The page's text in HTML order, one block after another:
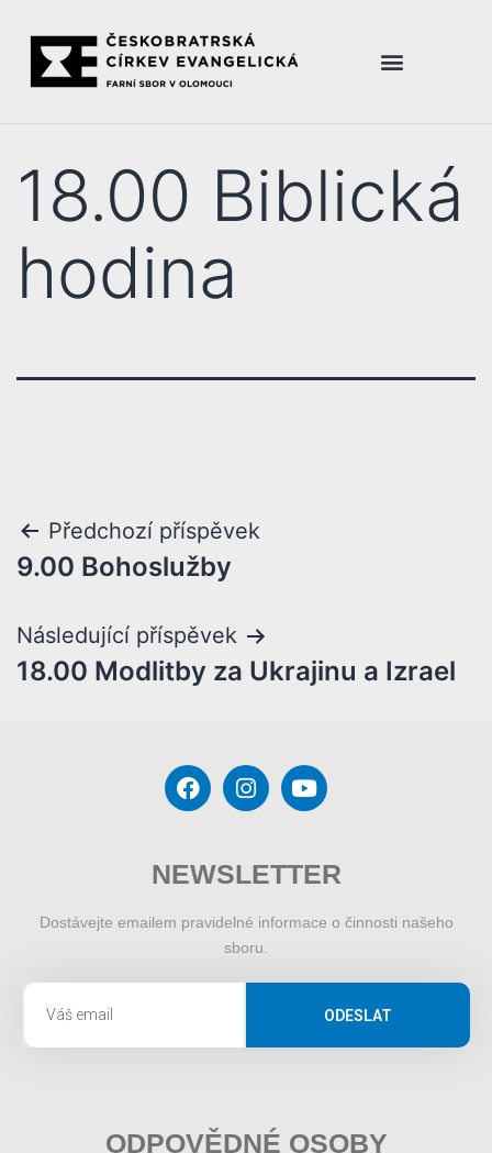
18.00 Biblická
hodina
Předchozí příspěvek
9.00 Bohoslužby
Následující příspěvek
18.00 Modlitby za Ukrajinu a Izrael
NEWSLETTER
Dostávejte emailem pravidelné informace o činnosti našeho
sboru.
ODESLAT
ODPOVĚDNÉ OSOBY